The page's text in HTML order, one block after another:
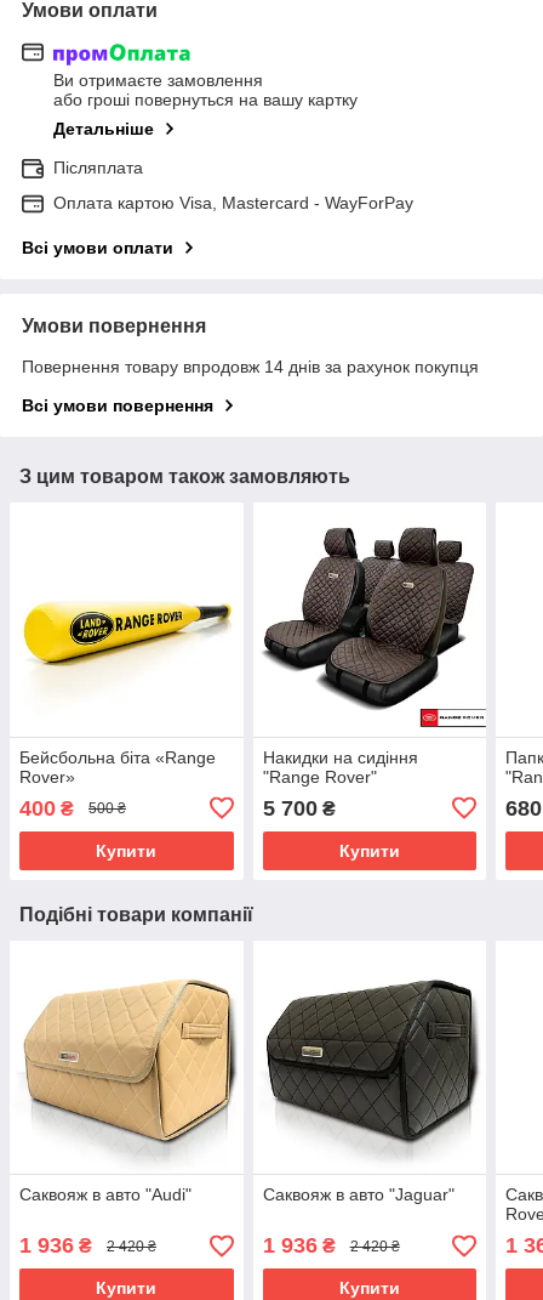
Умови оплати
Ви отримаєте замовлення
або гроші повернуться на вашу картку
Детальніше
Післяплата
Оплата картою Visa, Mastercard - WayForPay
Всі умови оплати
Умови повернення
Повернення товару впродовж 14 днів за рахунок покупця
Всі умови повернення
З цим товаром також замовляють
Бейсбольна біта «Range
Rover»
400 ₴ 500 ₴
Купити
Накидки на сидіння
"Range Rover"
5 700₴
Купити
680
Подібні товари компанії
Саквояж в авто "Audi"
1 936 ₴ 2 420 ₴
Купити
Саквояж в авто "Jaguar"
1 936₴ 2 420 ₴
Купити
1